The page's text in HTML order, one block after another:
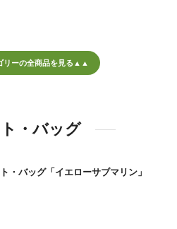
リーの全商品を見る▲▲
・バッグ
・バッグ「イエローサブマリン」